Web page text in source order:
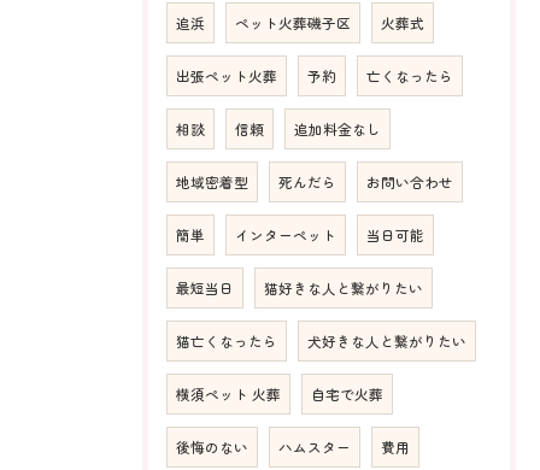
追浜 ペット火葬磯子区 火葬式
出張ペット火葬 予約 亡くなったら
相談 信頼 追加料金なし
地域密着型 死んだら お問い合わせ
簡単 インターペット 当日可能
最短当日 猫好きな人と繋がりたい
猫亡くなったら 犬好きな人と繋がりたい
横須ペット 火葬 自宅で火葬
後悔のない ハムスター 費用